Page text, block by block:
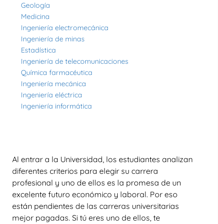
Geología
Medicina
Ingeniería electromecánica
Ingeniería de minas
Estadística
Ingeniería de telecomunicaciones
Química farmacéutica
Ingeniería mecánica
Ingeniería eléctrica
Ingeniería informática
Al entrar a la Universidad, los estudiantes analizan
diferentes criterios para elegir su carrera
profesional y uno de ellos es la promesa de un
excelente futuro económico y laboral. Por eso
están pendientes de las carreras universitarias
mejor pagadas. Si tú eres uno de ellos, te